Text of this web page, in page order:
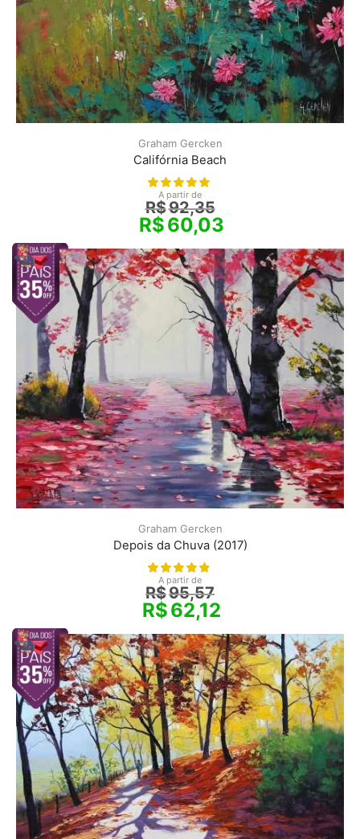
Graham Gercken
Califórnia Beach
A partir de
R$92,35
R$60,03
Graham Gercken
Depois da Chuva (2017)
A partir de
R$95,57
R$62,12